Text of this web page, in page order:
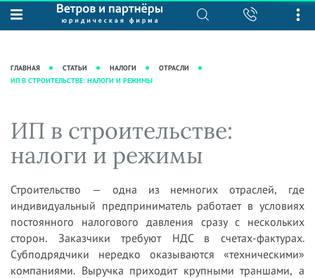
О нас
Рекомендации
Преимущества юридической
Кейсы
Вакансии
Юридические услуги
Интеллектуальная собственность
Налоговая практика
Сопровождение бизнеса
Ведение уголовных дел
Защита активов
Ведение дел о банкротстве
База знаний
практики"
Новости
Аудиоподкасты
Видеоподкасты
Справочная
Вопросы-ответы
Вебинары и семинары
Прямые эфиры
ГЛАВНАЯ СТАТЬИ НАЛОГИ
ОТРАСЛИ
ИП В СТРОИТЕЛЬСТВЕ: НАЛОГИ И РЕЖИМЫ
ИП в строительстве:
налоги и режимы
Строительство — одна из немногих отраслей, где
индивидуальный предприниматель работает в условиях
постоянного налогового давления сразу с нескольких
сторон. Заказчики требуют НДС в счетах-фактурах.
Субподрядчики нередко оказываются «техническими»
компаниями. Выручка приходит крупными траншами, а